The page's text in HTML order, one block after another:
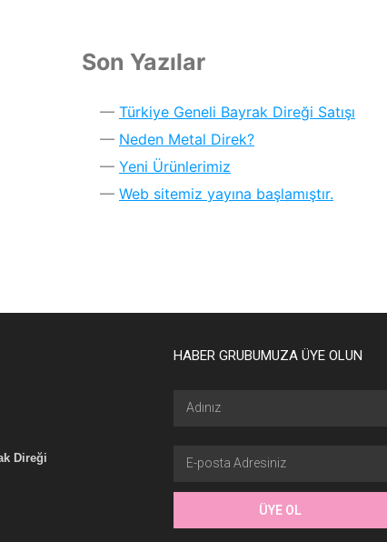
Son Yazılar
Türkiye Geneli Bayrak Direği Satışı
Neden Metal Direk?
Yeni Ürünlerimiz
Web sitemiz yayına başlamıştır.
Direği
HABER GRUBUMUZA ÜYE OLUN
ÜYE OL